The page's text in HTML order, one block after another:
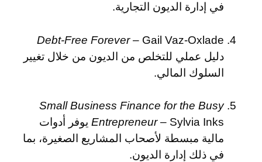
في إدارة الديون التجارية.
Debt-Free Forever– Gail Vaz-Oxlade
دليل عملي للتخلص من الديون من خلال تغيير
السلوك المالي.
Small Business Finance for the Busy
Entrepreneur – Sylvia Inks يوفر أدوات
مالية مبسطة لأصحاب المشاريع الصغيرة، بما
في ذلك إدارة الديون.